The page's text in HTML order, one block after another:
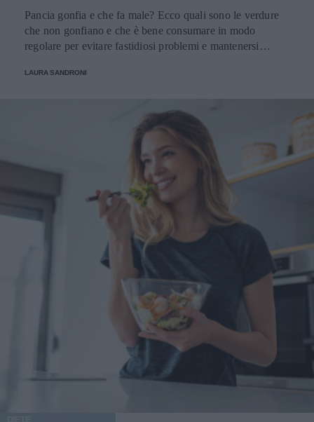
Pancia gonfia e che fa male? Ecco quali sono le verdure
che non gonfiano e che è bene consumare in modo
regolare per evitare fastidiosi problemi e mantenersi
LAURA SANDRONI